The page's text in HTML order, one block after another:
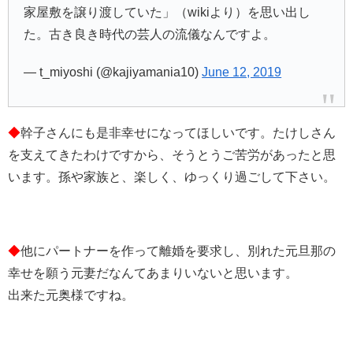
家屋敷を譲り渡していた」（wikiより）を思い出し
た。古き良き時代の芸人の流儀なんですよ。
— t_miyoshi (@kajiyamania10)June 12, 2019
◆幹子さんにも是非幸せになってほしいです。たけしさん
を支えてきたわけですから、そうとうご苦労があったと思
います。孫や家族と、楽しく、ゆっくり過ごして下さい。
◆他にパートナーを作って離婚を要求し、別れた元旦那の
幸せを願う元妻だなんてあまりいないと思います。
出来た元奥様ですね。